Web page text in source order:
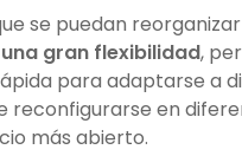
se puedan
gran flexibilidad,
para adaptarse a
reconfigurarse en
más abierto.